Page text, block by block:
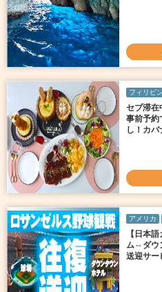
フィリピン
セブ滞在
事前予
し！カ
アメリカ
【日本
ム⇔ダウ
送迎サー